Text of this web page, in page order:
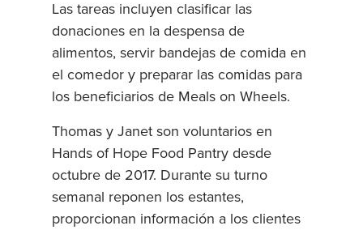
Las tareas incluyen clasificar las
donaciones en la despensa de
alimentos, servir bandejas de comida en
el comedor y preparar las comidas para
los beneficiarios de Meals on Wheels.
Thomas y Janet son voluntarios en
Hands of Hope Food Pantry desde
octubre de 2017. Durante su turno
semanal reponen los estantes,
proporcionan información a los clientes